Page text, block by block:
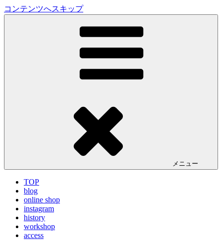
コンテンツへスキップ
LA VILLA ROUGE Blog
メニュー
TOP
blog
online shop
instagram
history
workshop
access